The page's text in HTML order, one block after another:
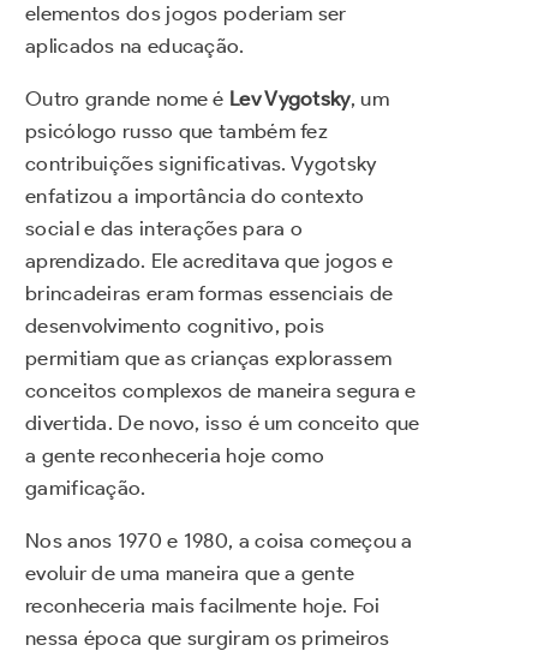
elementos dos jogos poderiam ser
aplicados na educação.
Outro grande nome é Lev Vygotsky, um
psicólogo russo que também fez
contribuições significativas. Vygotsky
enfatizou a importância do contexto
social e das interações para o
aprendizado. Ele acreditava que jogos e
brincadeiras eram formas essenciais de
desenvolvimento cognitivo, pois
permitiam que as crianças explorassem
conceitos complexos de maneira segura e
divertida. De novo, isso é um conceito que
a gente reconheceria hoje como
gamificação.
Nos anos 1970 e 1980, a coisa começou a
evoluir de uma maneira que a gente
reconheceria mais facilmente hoje. Foi
nessa época que surgiram os primeiros